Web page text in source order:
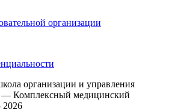
организации
организации и управления
— Комплексный медицинский
2026